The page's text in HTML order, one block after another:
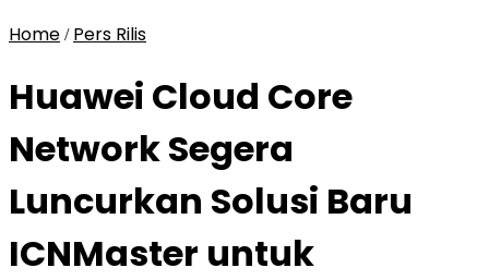
Home / Pers Rilis
Huawei Cloud Core
Network Segera
Luncurkan Solusi Baru
ICNMaster untuk